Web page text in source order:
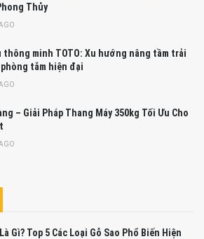
Thủy
thông minh TOTO: Xu hướng nâng tầm trải
tắm hiện đại
– Giải Pháp Thang Máy 350kg Tối Ưu Cho
Gì? Top 5 Các Loại Gỗ Sao Phổ Biến Hiện